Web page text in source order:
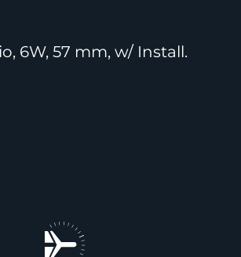
6W, 57 mm, w/ Install.